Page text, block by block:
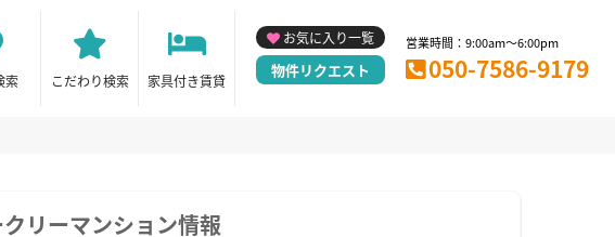
索 こだわり検索 家具付き賃貸
お気に入り一覧
物件リクエスト
営業時間：9:00am～6:00pm
050-7586-9179
リーマンション情報